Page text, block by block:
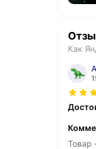
Как
Товар